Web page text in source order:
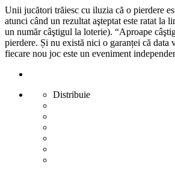
Unii jucători trăiesc cu iluzia că o pierdere
atunci când un rezultat aşteptat este ratat la
un număr câştigul la loterie). “Aproape
pierdere. Și nu există nici o garanței că data
fiecare nou joc este un eveniment
Distribuie